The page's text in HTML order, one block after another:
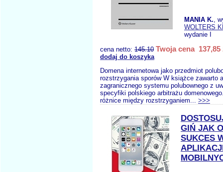
MANIA K.,
WOLTERS
wydanie I
cena netto: 145.10 Twoja cena 137,85
dodaj do koszyka
Domena internetowa jako przedmiot
rozstrzygania sporów W książce zawarto
zagranicznego systemu polubownego z
specyfiki polskiego arbitrażu
różnice między rozstrzyganiem... >>>
GIŃ JAK
SUKCES